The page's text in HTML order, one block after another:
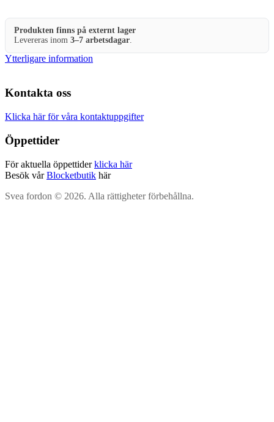
Produkten finns på externt lager
Levereras inom 3–7 arbetsdagar
Ytterligare information
Kontakta oss
Klicka här för våra kontaktuppgifter
Öppettider
För aktuella öppettiderklicka här
Besök vårBlocketbutik här
Svea fordon © 2026. Alla rättigheter förbehållna.